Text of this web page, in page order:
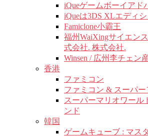
iQueゲームボーイアド
iQueは3DS XLエディ
Famiclone小霸王
福州WaiXingサイエン
式会社. 株式会社.
Winsen / 広州李チェン
香港
ファミコン
ファミコン & スーパー
スーパーマリオワール
ンド
韓国
ゲームキューブ : マス